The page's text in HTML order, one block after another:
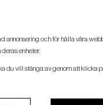
Denna
annonsering och för hålla våra
enheter.
vill stänga av genom att klicka